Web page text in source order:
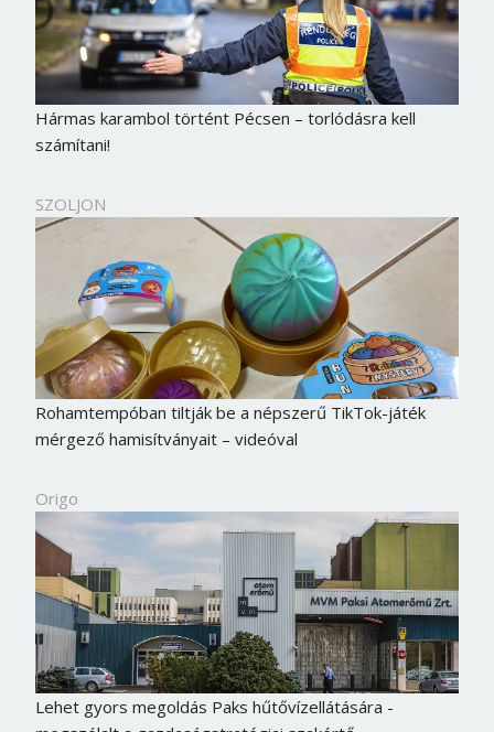
Hármas karambol történt Pécsen – torlódásra kell
számítani!
SZOLJON
Rohamtempóban tiltják be a népszerű TikTok-játék
mérgező hamisítványait – videóval
Origo
Lehet gyors megoldás Paks hűtővízellátására -